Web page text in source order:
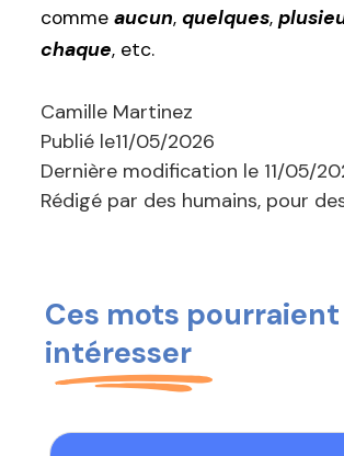
comme aucun, quelques,
chaque, etc.
Camille Martinez
Publié le11/05/2026
Dernière modification le 11/05/
Rédigé par des humains, pour
Ces mots pourraient
intéresser